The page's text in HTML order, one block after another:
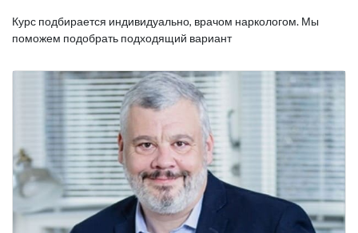
Курс подбирается индивидуально, врачом наркологом. Мы
поможем подобрать подходящий вариант